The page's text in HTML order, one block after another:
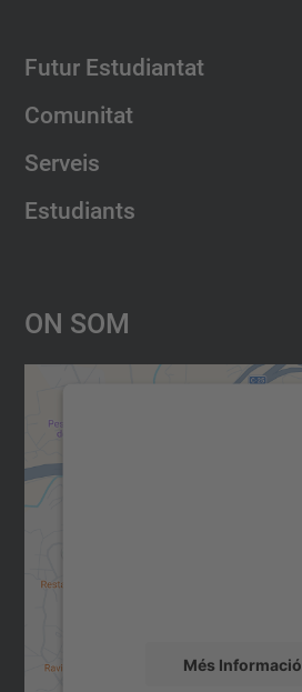
Futur Estudiantat
Comunitat
Serveis
Estudiants
On Som
Més Informació